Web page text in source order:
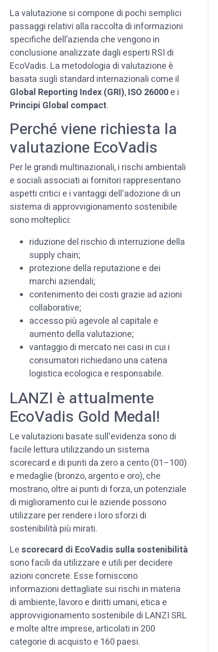
La valutazione si compone di pochi semplici
passaggi relativi alla raccolta di informazioni
specifiche dell’azienda che vengono in
conclusione analizzate dagli esperti RSI di
EcoVadis. La metodologia di valutazione è
basata sugli standard internazionali come il
Global Reporting Index (GRI),ISO 26000e i
Principi Global compact.
Perché viene richiesta la
valutazione EcoVadis
Per le grandi multinazionali, i rischi ambientali
e sociali associati ai fornitori rappresentano
aspetti critici e i vantaggi dell'adozione di un
sistema di approvvigionamento sostenibile
sono molteplici:
riduzione del rischio di interruzione della
supply chain;
protezione della reputazione e dei
marchi aziendali;
contenimento dei costi grazie ad azioni
collaborative;
accesso più agevole al capitale e
aumento della valutazione;
vantaggio di mercato nei casi in cui i
consumatori richiedano una catena
logistica ecologica e responsabile.
LANZI è attualmente
EcoVadis Gold Medal!
Le valutazioni basate sull'evidenza sono di
facile lettura utilizzando un sistema
scorecard e di punti da zero a cento (01–100)
e medaglie (bronzo, argento e oro), che
mostrano, oltre ai punti di forza, un potenziale
di miglioramento cui le aziende possono
utilizzare per rendere i loro sforzi di
sostenibilità più mirati.
Lescorecard di EcoVadis sulla sostenibilità
sono facili da utilizzare e utili per decidere
azioni concrete. Esse forniscono
informazioni dettagliate sui rischi in materia
di ambiente, lavoro e diritti umani, etica e
approvvigionamento sostenibile di LANZI SRL
e molte altre imprese, articolati in 200
categorie di acquisto e 160 paesi.